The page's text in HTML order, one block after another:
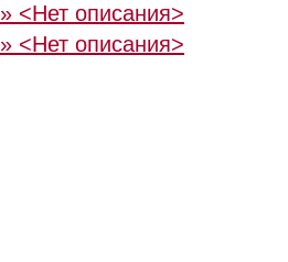
» <Нет описания>
» <Нет описания>